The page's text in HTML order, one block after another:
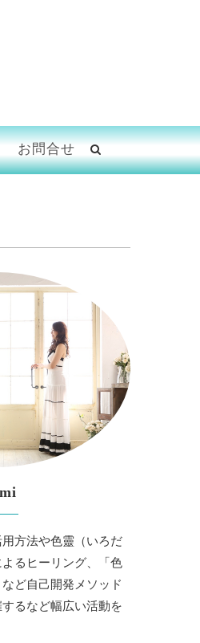
お問合せ
方法や色靈（いろだ
るヒーリング、「色
ど自己開発メソッド
るなど幅広い活動を